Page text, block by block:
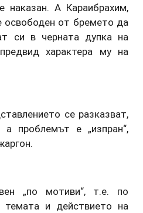
наказан. А Караибрахим,
освободен от бремето да
си в черната дупка на
характера му на
се разказват,
проблемът е „изпран“,
„по мотиви“, т.е. по
темата и действието на